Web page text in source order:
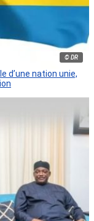
© DR
d’une nation unie,